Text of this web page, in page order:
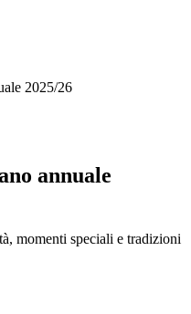
2025/26
annuale
momenti speciali e tradizioni